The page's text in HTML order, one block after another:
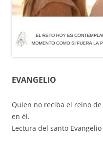
EVANGELIO
Quien no reciba el reino
en él.
Lectura del santo